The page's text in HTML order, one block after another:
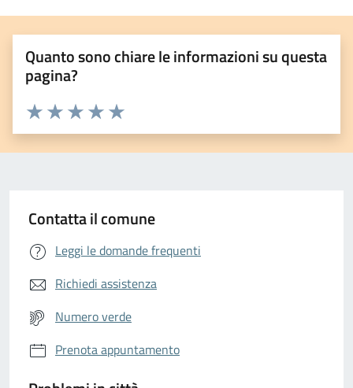
Quanto sono chiare le informazioni su questa
pagina?
Valuta da 1 a 5 stelle la pagina
Valuta 5 stelle su 5
Valuta 4 stelle su 5
Valuta 3 stelle su 5
Valuta 2 stelle su 5
Valuta 1 stelle su 5
Contatta il comune
Leggi le domande frequenti
Richiedi assistenza
Numero verde
Prenota appuntamento